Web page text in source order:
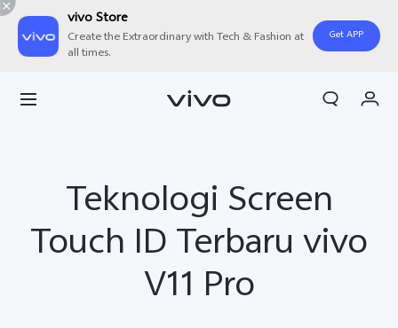
vivo Store
Create the Extraordinary with Tech & Fashion at
all times.
Get APP
Akun Saya
Teknologi Screen
Touch ID Terbaru vivo
V11 Pro